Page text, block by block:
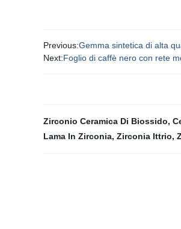
Previous:Gemma sintetica di alta
Next:Foglio di caffè nero con rete
Zirconio Ceramica Di Biossido,
Lama In Zirconia, Zirconia Ittrio,